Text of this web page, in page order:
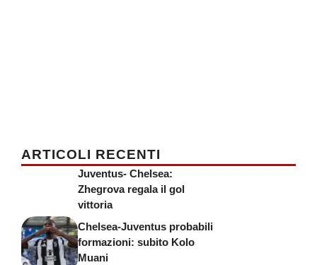
ARTICOLI RECENTI
Juventus- Chelsea:
Zhegrova regala il gol
vittoria
Chelsea-Juventus probabili
formazioni: subito Kolo
Muani